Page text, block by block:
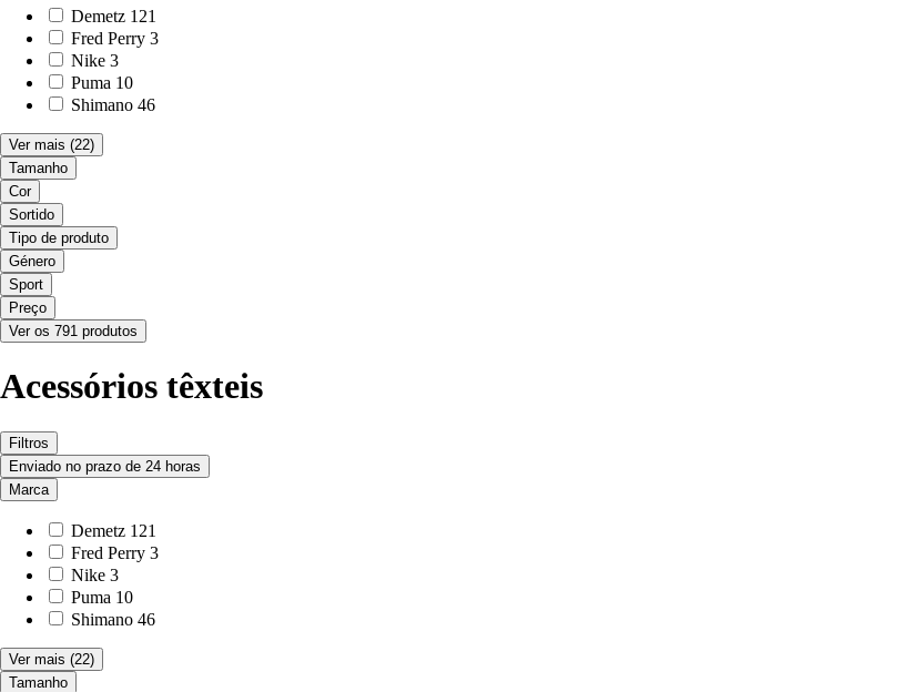
Demetz 121
Fred Perry 3
Nike 3
Puma 10
Shimano 46
Ver mais (22)
Tamanho
Cor
Sortido
Tipo de produto
Género
Sport
Preço
Ver os 791 produtos
Acessórios têxteis
Filtros
Enviado no prazo de 24 horas
Marca
Demetz 121
Fred Perry 3
Nike 3
Puma 10
Shimano 46
Ver mais (22)
Tamanho